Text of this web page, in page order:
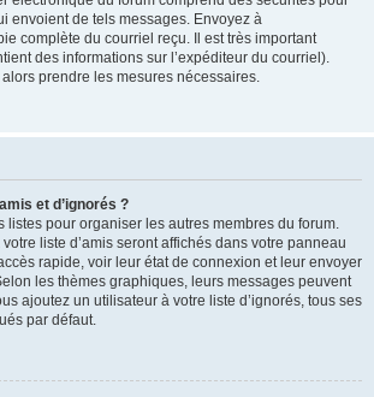
envoient de tels messages. Envoyez à
complète du courriel reçu. Il est très important
des informations sur l’expéditeur du courriel).
alors prendre les mesures nécessaires.
et d’ignorés ?
listes pour organiser les autres membres du forum.
liste d’amis seront affichés dans votre panneau
rapide, voir leur état de connexion et leur envoyer
les thèmes graphiques, leurs messages peuvent
ajoutez un utilisateur à votre liste d’ignorés, tous ses
par défaut.